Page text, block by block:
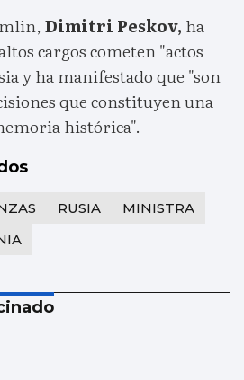
Dimitri Peskov, ha
cargos cometen "actos
y ha manifestado que "son
que constituyen una
histórica".
RUSIA
MINISTRA